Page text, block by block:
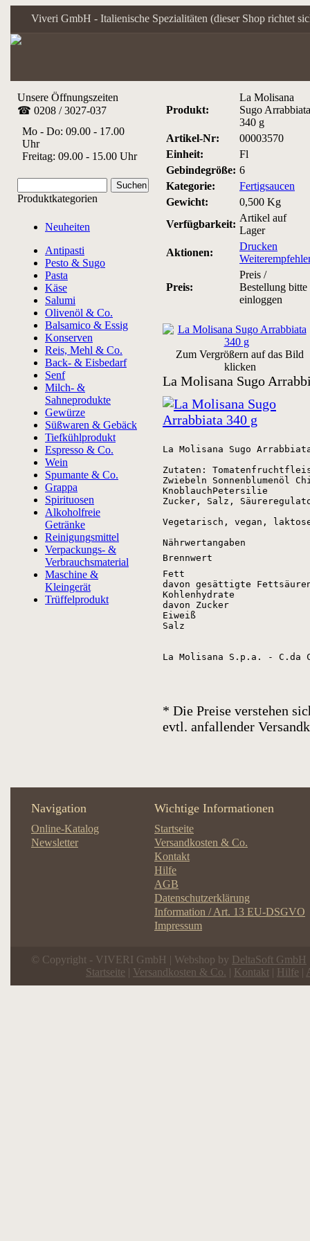
Viveri GmbH - Italienische Spezialitäten (dieser Shop richtet
Unsere Öffnungszeiten
☎ 0208 / 3027-037
Mo - Do: 09.00 - 17.00
Uhr
Freitag: 09.00 - 15.00 Uhr
Produktkategorien
Neuheiten
Antipasti
Pesto & Sugo
Pasta
Käse
Salumi
Olivenöl & Co.
Balsamico & Essig
Konserven
Reis, Mehl & Co.
Back- & Eisbedarf
Senf
Milch- &
Sahneprodukte
Gewürze
Süßwaren & Gebäck
Tiefkühlprodukt
Espresso & Co.
Wein
Spumante & Co.
Grappa
Spirituosen
Alkoholfreie
Getränke
Reinigungsmittel
Verpackungs- &
Verbrauchsmaterial
Maschine &
Kleingerät
Trüffelprodukt
Produkt:
La Molisana
Sugo Arrabbiata
340 g
Artikel-Nr:
00003570
Einheit:
Fl
Gebindegröße: 6
Kategorie:
Fertigsaucen
Gewicht:
0,500 Kg
Verfügbarkeit:
Artikel auf
Lager
Aktionen:
Drucken
Preis:
Preis /
Bestellung bitte
einloggen
Zum Vergrößern auf das Bild
klicken
La Molisana Sugo
La Molisana Sugo
Zutaten:
Zwiebeln Sonnenblumenöl
KnoblauchPetersilie
Zucker, Salz,
Vegetarisch, vegan,
Nährwertangaben
Brennwert
Fett
davon gesättigte
Kohlenhydrate
davon Zucker
Eiweiß
Salz
La Molisana S.p.a. - C.da
* Die Preise verstehen
evtl. anfallender
Navigation
Online-Katalog
Newsletter
Wichtige Informationen
Startseite
Versandkosten & Co.
Kontakt
Hilfe
AGB
Datenschutzerklärung
Information / Art. 13 EU-DSGVO
Impressum
© Copyright - VIVERI GmbH | Webshop by DeltaSoft GmbH
Startseite | Versandkosten & Co. | Kontakt | Hilfe |